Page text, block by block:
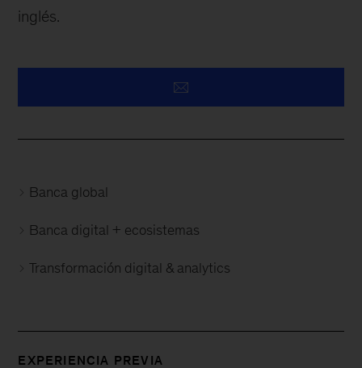
inglés.
Banca global
Banca digital + ecosistemas
Transformación digital & analytics
EXPERIENCIA PREVIA